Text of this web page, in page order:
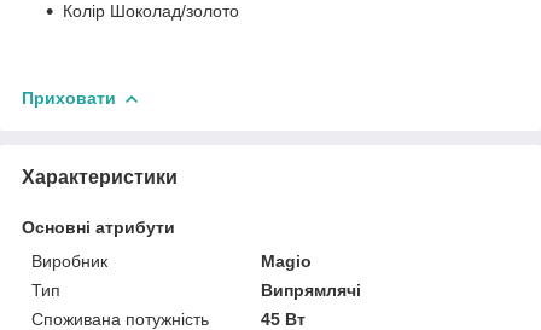
Колір Шоколад/золото
Приховати
Характеристики
Основні атрибути
Виробник
Magio
Тип
Випрямлячі
Споживана потужність
45 Вт